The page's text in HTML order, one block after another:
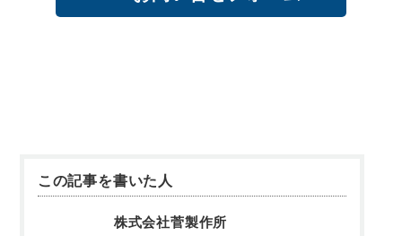
この記事を書いた人
株式会社菅製作所